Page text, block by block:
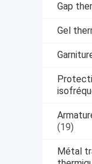
Gap
Gel
(19)
Métal